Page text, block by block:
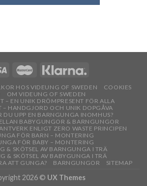
HOS VIDEUNG OF SWEDEN
COOKIES
OM VIDEUNG OF SWEDEN
– EN UNIK DRÖMPRESENT FÖR ALLA
– HANDGJORD OCH UNIK DOPGÅVA
DU UPP EN BARNGUNGA INOMHUS?
BABYGUNGOR & BARNGUNGOR
ENLIGT ZERO WASTE PRINCIPEN
FÖR BARN – MONTERING
FÖR BABY – MONTERING
& SKÖTSEL AV BARNGUNGA I TRÄ
& SKÖTSEL AV BABYGUNGA I TRÄ
ATT GUNGA?
BARNGUNGOR SITEMAP
2026 © UX Themes